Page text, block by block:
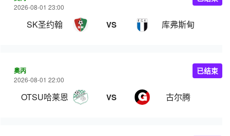
2026-08-01 23:00
SK圣约翰 VS 库弗斯甸
奥丙
2026-08-01 22:00
OTSU哈莱恩 VS 古尔腾
已结束